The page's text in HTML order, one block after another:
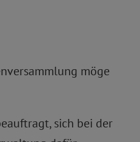
möge
sich bei der